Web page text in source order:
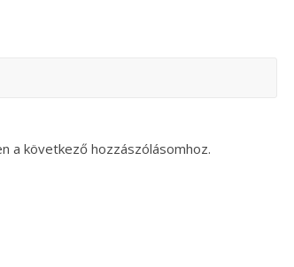
a következő hozzászólásomhoz.